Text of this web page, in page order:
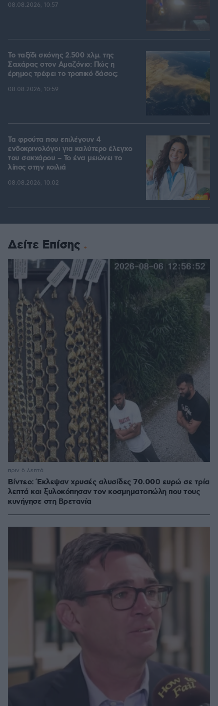
08.08.2026, 10:57
Το ταξίδι σκόνης 2.500 χλμ. της
Σαχάρας στον Αμαζόνιο: Πώς η
έρημος τρέφει το τροπικό δάσος;
08.08.2026, 10:59
Τα φρούτα που επιλέγουν 4
ενδοκρινολόγοι για καλύτερο έλεγχο
του σακχάρου – Το ένα μειώνει το
λίπος στην κοιλιά
08.08.2026, 10:02
Δείτε Επίσης
Βίντεο: Έκλεψαν χρυσές αλυσίδες 70.000 ευρώ σε τρία
λεπτά και ξυλοκόπησαν τον κοσμηματοπώλη που τους
κυνήγησε στη Βρετανία
πριν 6 λεπτά